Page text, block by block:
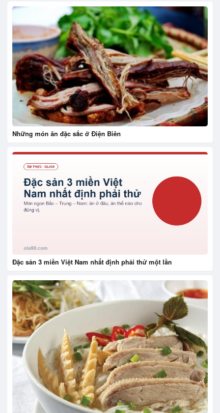
Những món ăn đặc sắc ở Điện Biên
Đặc sản 3 miền Việt Nam nhất định phải thử một lần